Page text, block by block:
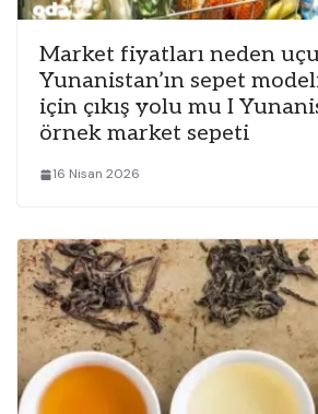
Market fiyatları neden
Yunanistan’ın sepet
için çıkış yolu mu I
örnek market sepeti
16 Nisan 2026